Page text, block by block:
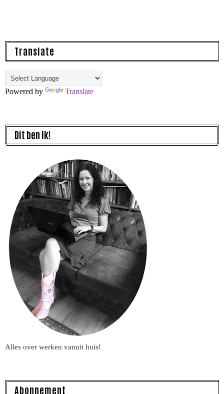
Translate
Powered by Translate
Dit ben ik!
Alles over werken vanuit huis!
Abonnement